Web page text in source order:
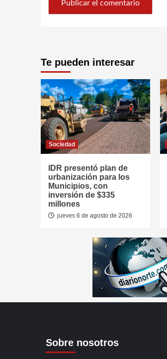
Te pueden interesar
Sociedad
IDR presentó plan de
urbanización para los
Municipios, con
inversión de $335
millones
jueves 6 de agosto de 2026
Sobre nosotros